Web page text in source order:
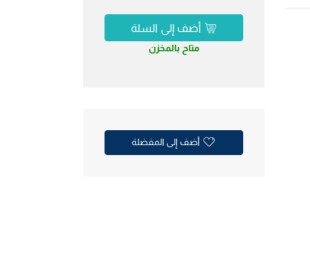
أضف إلى السلة
متاح بالمخزن
أضف إلى المفضلة